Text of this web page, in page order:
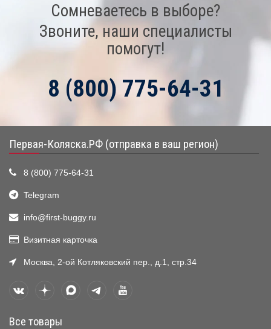
Сомневаетесь в выборе?
Звоните, наши специалисты
помогут!
8 (800) 775-64-31
Первая-Коляска.РФ (отправка в ваш регион)
8 (800) 775-64-31
Telegram
info@first-buggy.ru
Визитная карточка
Москва, 2-ой Котляковский пер., д.1, стр.34
Все товары